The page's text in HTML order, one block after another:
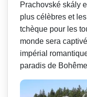
Prachovské skály
plus célèbres et
tchèque pour les
monde sera
impérial
paradis de